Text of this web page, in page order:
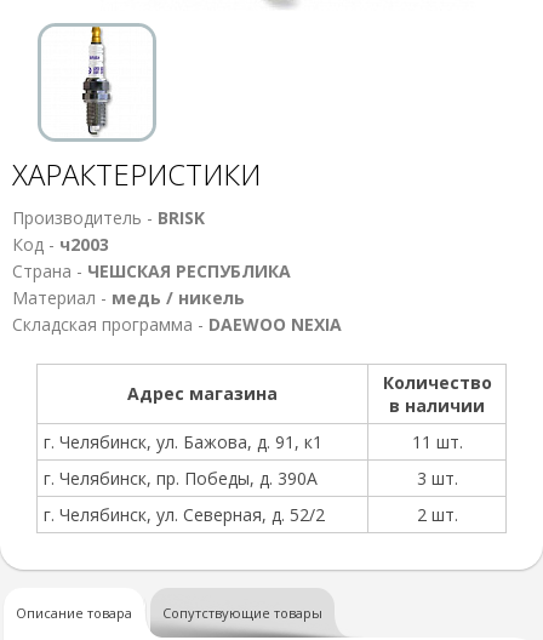
ХАРАКТЕРИСТИКИ
Производитель - BRISK
Код - ч2003
Страна - ЧЕШСКАЯ РЕСПУБЛИКА
Материал - медь / никель
Складская программа - DAEWOO NEXIA
Адрес магазина
Количество
в наличии
г. Челябинск, ул. Бажова, д. 91, к1
11 шт.
г. Челябинск, пр. Победы, д. 390А
3 шт.
г. Челябинск, ул. Северная, д. 52/2
2 шт.
Описание товара Сопутствующие товары